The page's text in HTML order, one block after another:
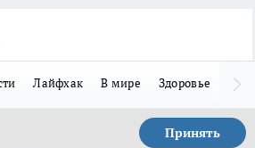
Лайфхак В мире Здоровье
Принять